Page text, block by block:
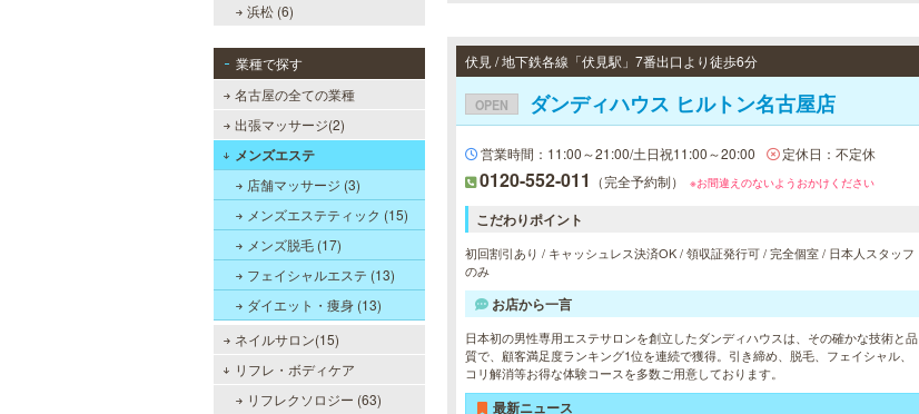
浜松 (6)
業種で探す
名古屋の全ての業種
出張マッサージ(2)
メンズエステ
店舗マッサージ (3)
メンズエステティック (15)
メンズ脱毛 (17)
フェイシャルエステ (13)
ダイエット・痩身 (13)
ネイルサロン(15)
リフレ・ボディケア
リフレクソロジー (63)
伏見 / 地下鉄各線「伏見駅」7番出口より徒歩6分
OPEN ダンディハウス ヒルトン名古屋店
営業時間：11:00～21:00/土日祝11:00～20:00 定休日：不定休
0120-552-011 （完全予約制） ※お間違えのないようおかけください
こだわりポイント
初回割引あり / キャッシュレス決済OK / 領収証発行可 / 完全個室 / 日本人スタッフ
のみ
お店から一言
日本初の男性専用エステサロンを創立したダンディハウスは、その確かな技術と品
質で、顧客満足度ランキング1位を連続で獲得。引き締め、脱毛、フェイシャル、
コリ解消等お得な体験コースを多数ご用意しております。
最新ニュース